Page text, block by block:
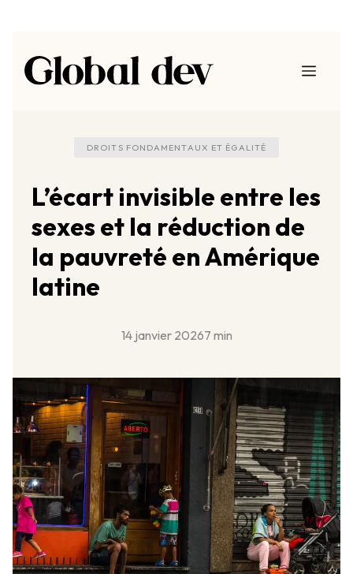
au
contenu
Menu
DROITS FONDAMENTAUX ET ÉGALITÉ
L’écart invisible entre les
sexes et la réduction de
la pauvreté en Amérique
latine
14 janvier 20267 min